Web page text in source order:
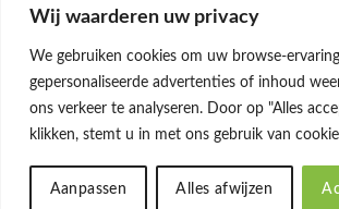
Wij waarderen uw privacy
We gebruiken cookies om uw browse-
gepersonaliseerde advertenties of inhoud
ons verkeer te analyseren. Door op "Alles
klikken, stemt u in met ons gebruik van
Aanpassen Alles afwijzen
info@vitaminentotaal.nl